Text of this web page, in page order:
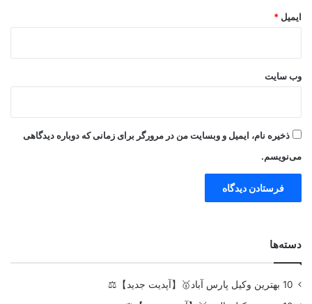
ایمیل *
وب‌ سایت
ذخیره نام، ایمیل و وبسایت من در مرورگر برای زمانی که دوباره دیدگاهی
می‌نویسم.
دسته‌ها
10 بهترین وکیل پارس آباد🥇【آپدیت جدید】⚖️